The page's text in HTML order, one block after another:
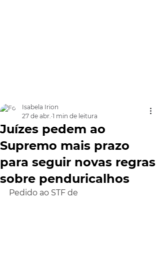
Juízes pedem ao
Supremo mais prazo
para seguir novas regras
sobre penduricalhos
Isabela Irion
27 de abr. 1 min de leitura
Pedido ao STF de